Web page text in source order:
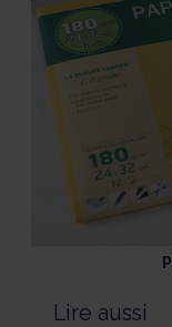
Lire aussi